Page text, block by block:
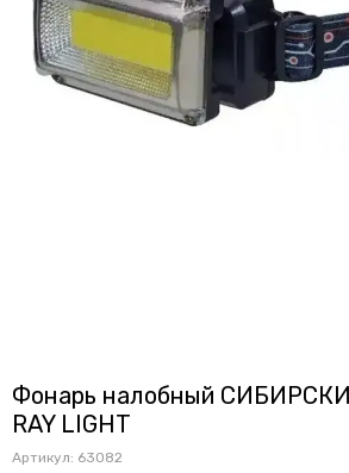
Фонарь налобный
RAY LIGHT
Артикул: 63082